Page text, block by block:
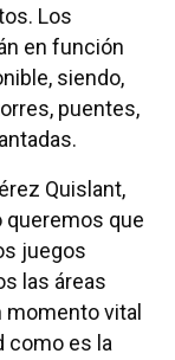
Los
en función
siendo,
puentes,
Quislant,
queremos que
juegos
las áreas
momento vital
como es la